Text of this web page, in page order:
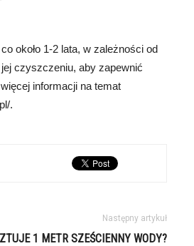
około 1-2 lata, w zależności od
czyszczeniu, aby zapewnić
informacji na temat
.
Następny artykuł
1 METR SZEŚCIENNY WODY?